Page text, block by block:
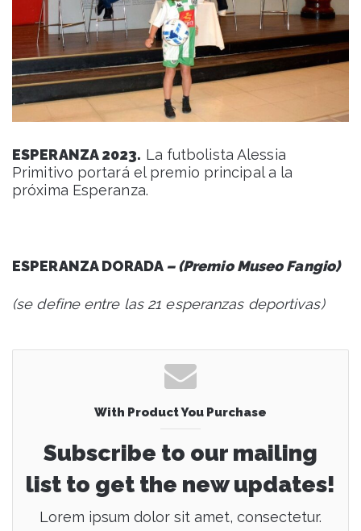
ESPERANZA 2023. La futbolista Alessia
Primitivo portará el premio principal a la
próxima Esperanza.
ESPERANZA DORADA – (Premio Museo Fangio)
(se define entre las 21 esperanzas deportivas)
With Product You Purchase
Subscribe to our mailing
list to get the new updates!
Lorem ipsum dolor sit amet, consectetur.